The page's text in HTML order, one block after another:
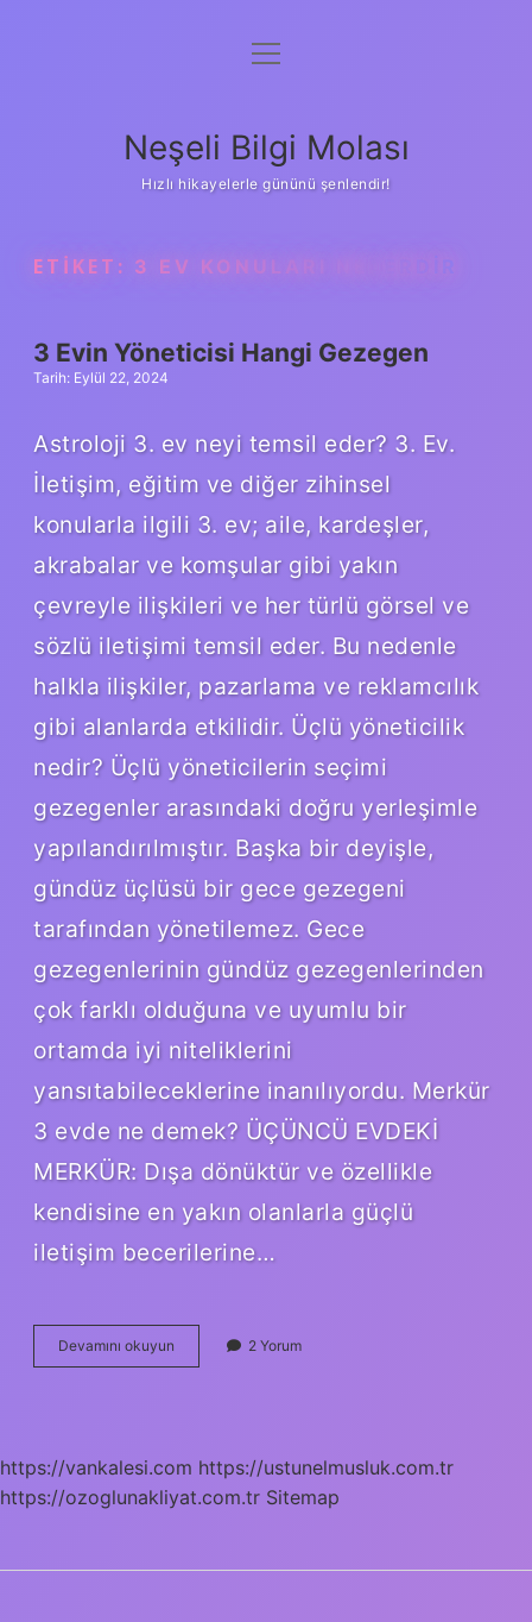
Anasayfa
Yasal Uyarı
menüyü
Neşeli Bilgi Molası
Hızlı hikayelerle gününü şenlendir!
ETIKET: 3 EV KONULARI NELERDIR
3 Evin Yöneticisi Hangi Gezegen
Tarih: Eylül 22, 2024
Astroloji 3. ev neyi temsil eder? 3. Ev.
İletişim, eğitim ve diğer zihinsel
konularla ilgili 3. ev; aile, kardeşler,
akrabalar ve komşular gibi yakın
çevreyle ilişkileri ve her türlü görsel ve
sözlü iletişimi temsil eder. Bu nedenle
halkla ilişkiler, pazarlama ve reklamcılık
gibi alanlarda etkilidir. Üçlü yöneticilik
nedir? Üçlü yöneticilerin seçimi
gezegenler arasındaki doğru yerleşimle
yapılandırılmıştır. Başka bir deyişle,
gündüz üçlüsü bir gece gezegeni
tarafından yönetilemez. Gece
gezegenlerinin gündüz gezegenlerinden
çok farklı olduğuna ve uyumlu bir
ortamda iyi niteliklerini
yansıtabileceklerine inanılıyordu. Merkür
3 evde ne demek? ÜÇÜNCÜ EVDEKİ
MERKÜR: Dışa dönüktür ve özellikle
kendisine en yakın olanlarla güçlü
iletişim becerilerine…
Devamını okuyun
Evin
2 Yorum
https://vankalesi.com https://ustunelmusluk.com.tr
https://ozoglunakliyat.com.tr Sitemap